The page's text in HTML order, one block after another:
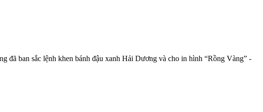
đã ban sắc lệnh khen bánh đậu xanh Hải Dương và cho in hình “Rồng Vàng” -